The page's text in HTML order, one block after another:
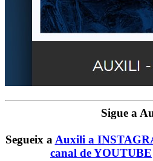
Sigue a
Segueix a Auxili a
canal de YOUTUBE